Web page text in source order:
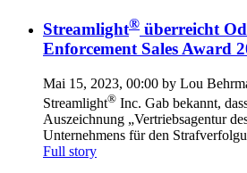
Streamlight® überreicht
Enforcement Sales Award
Mai 15, 2023, 00:00 by Lou
Streamlight® Inc. Gab bekannt,
Auszeichnung „Vertriebsagentur
Unternehmens für den
Full story